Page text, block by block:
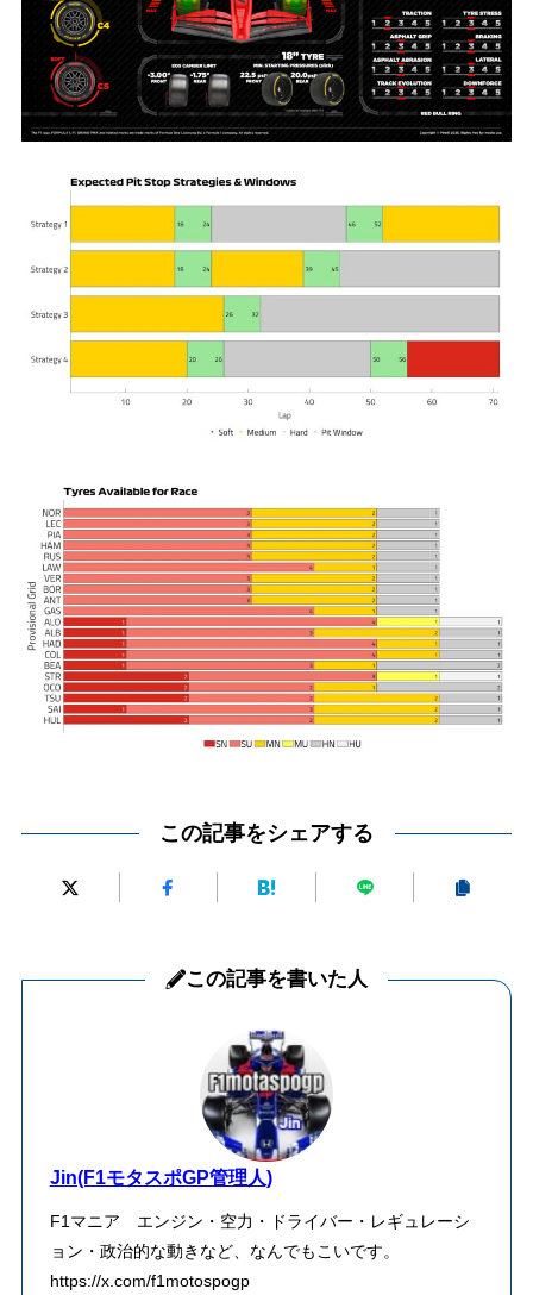
この記事をシェアする
この記事を書いた人
Jin(F1モタスポGP管理人)
F1マニア エンジン・空力・ドライバー・レギュレーシ
ョン・政治的な動きなど、なんでもこいです。
https://x.com/f1motospogp